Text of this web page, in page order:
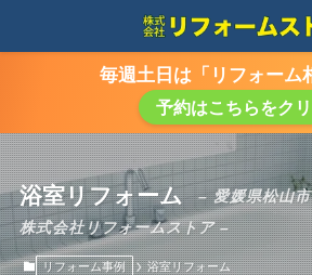
毎週土日は「リフォーム
予約はこちらをク
浴室リフォーム
– 愛媛県松山
株式会社リフォームストア –
リフォーム事例 浴室リフォーム